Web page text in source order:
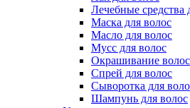
Лечебные средства
Маска для волос
Масло для волос
Мусс для волос
Окрашивание волос
Спрей для волос
Сыворотка для
Шампунь для волос